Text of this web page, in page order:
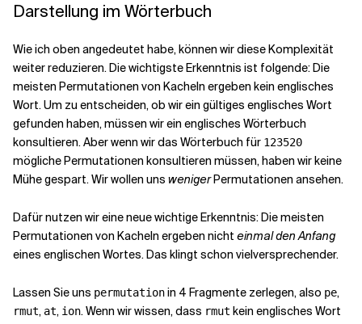
Darstellung im Wörterbuch
Wie ich oben angedeutet habe, können wir diese Komplexität
weiter reduzieren. Die wichtigste Erkenntnis ist folgende: Die
meisten Permutationen von Kacheln ergeben kein englisches
Wort. Um zu entscheiden, ob wir ein gültiges englisches Wort
gefunden haben, müssen wir ein englisches Wörterbuch
konsultieren. Aber wenn wir das Wörterbuch für 123520
mögliche Permutationen konsultieren müssen, haben wir keine
Mühe gespart. Wir wollen uns wenigerPermutationen ansehen.
Dafür nutzen wir eine neue wichtige Erkenntnis: Die meisten
Permutationen von Kacheln ergeben nicht einmal den Anfang
eines englischen Wortes. Das klingt schon vielversprechender.
Lassen Sie uns permutationin 4 Fragmente zerlegen, also pe,
rmut, at, ion. Wenn wir wissen, dass rmut kein englisches Wort